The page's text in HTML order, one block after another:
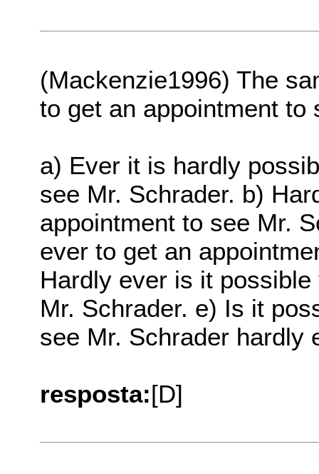
(Mackenzie1996) The
to get an appointment to
a) Ever it is hardly
see Mr. Schrader. b)
appointment to see Mr.
ever to get an
Hardly ever is it
Mr. Schrader. e) Is it
see Mr. Schrader hardly
resposta:[D]